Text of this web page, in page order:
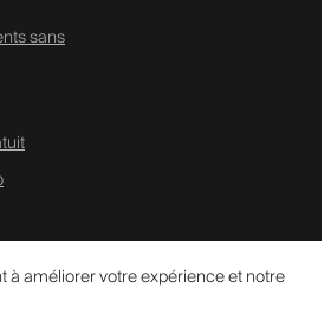
sans
à améliorer votre expérience et notre